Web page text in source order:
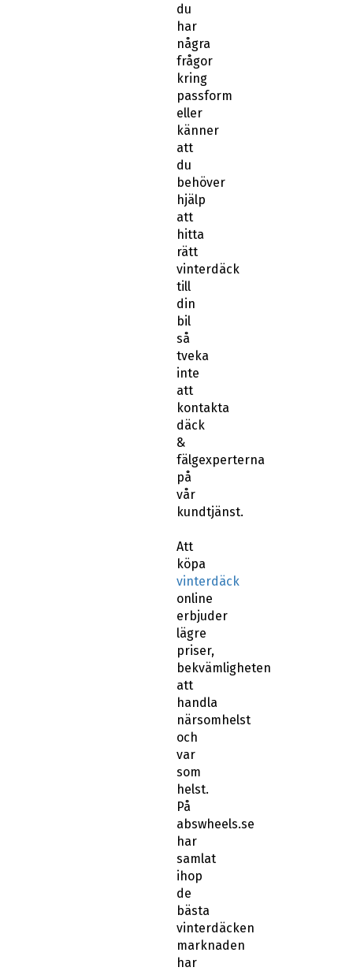
du
har
några
frågor
kring
passform
eller
känner
att
du
behöver
hjälp
att
hitta
rätt
vinterdäck
till
din
bil
så
tveka
inte
att
kontakta
däck
&
fälgexperterna
på
vår
kundtjänst.
Att
köpa
vinterdäck
online
erbjuder
lägre
priser,
bekvämligheten
att
handla
närsomhelst
och
var
som
helst.
På
abswheels.se
har
samlat
ihop
de
bästa
vinterdäcken
marknaden
har